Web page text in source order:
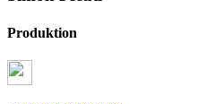
Produktion